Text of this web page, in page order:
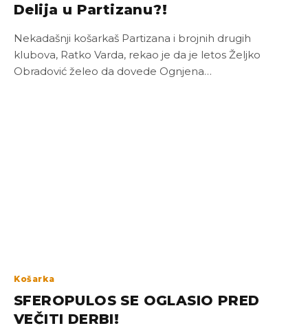
Delija u Partizanu?!
Nekadašnji košarkaš Partizana i brojnih drugih
klubova, Ratko Varda, rekao je da je letos Željko
Obradović želeo da dovede Ognjena…
Košarka
SFEROPULOS SE OGLASIO PRED
VEČITI DERBI!